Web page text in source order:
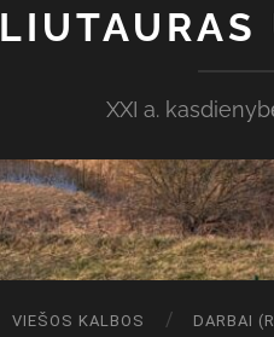
LIUTAURAS
XXI a.
VIEŠOS KALBOS DARBAI